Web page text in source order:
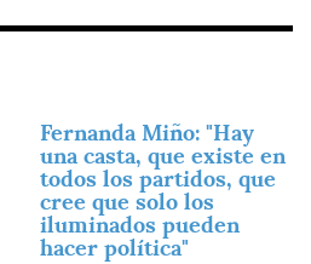
Fernanda Miño: "Hay
una casta, que existe en
todos los partidos, que
cree que solo los
iluminados pueden
hacer política"